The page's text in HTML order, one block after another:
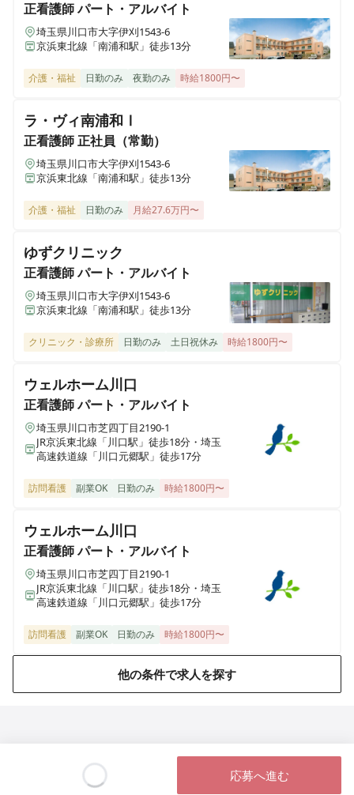
正看護師パート・アルバイト
埼玉県川口市大字伊刈1543-6
京浜東北線「南浦和駅」徒歩13分
介護・福祉 日勤のみ 夜勤のみ 時給1800円〜
ラ・ヴィ南浦和Ⅰ
正看護師正社員（常勤）
埼玉県川口市大字伊刈1543-6
京浜東北線「南浦和駅」徒歩13分
介護・福祉 日勤のみ 月給27.6万円〜
ゆずクリニック
正看護師パート・アルバイト
埼玉県川口市大字伊刈1543-6
京浜東北線「南浦和駅」徒歩13分
クリニック・診療所 日勤のみ 土日祝休み 時給1800円〜
ウェルホーム川口
正看護師パート・アルバイト
埼玉県川口市芝四丁目2190-1
JR京浜東北線「川口駅」徒歩18分・埼玉
高速鉄道線「川口元郷駅」徒歩17分
訪問看護 副業OK 日勤のみ 時給1800円〜
ウェルホーム川口
正看護師パート・アルバイト
埼玉県川口市芝四丁目2190-1
JR京浜東北線「川口駅」徒歩18分・埼玉
高速鉄道線「川口元郷駅」徒歩17分
訪問看護 副業OK 日勤のみ 時給1800円〜
他の条件で求人を探す
応募へ進む